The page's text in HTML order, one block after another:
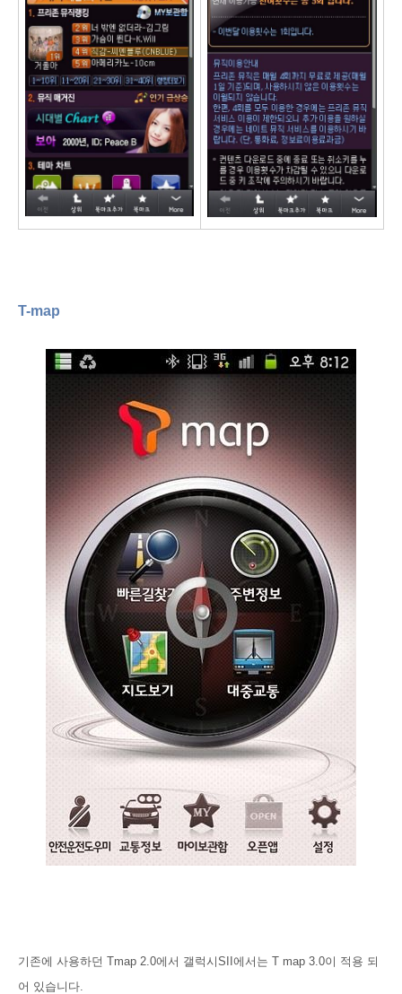
T-map
기존에 사용하던 Tmap 2.0에서 갤럭시SII에서는 T map 3.0이 적용 되
어 있습니다.